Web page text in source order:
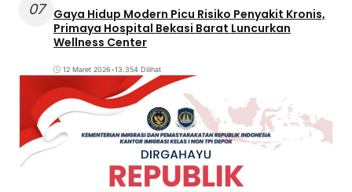
07
Gaya Hidup Modern Picu Risiko Penyakit Kronis,
Primaya Hospital Bekasi Barat Luncurkan
Wellness Center
12 Maret 2026•13.354 Dilihat